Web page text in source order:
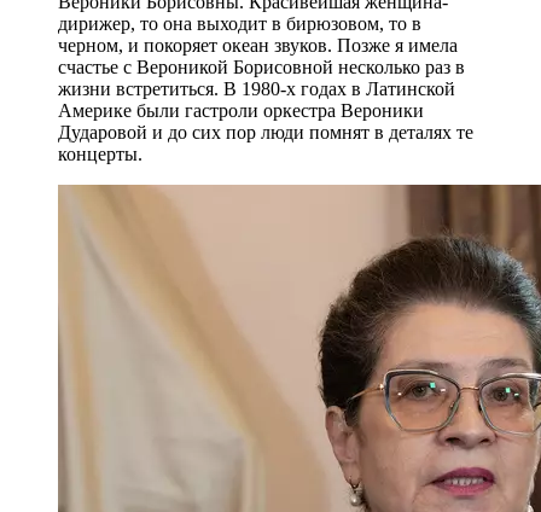
дирижер, то она выходит в бирюзовом, то в
черном, и покоряет океан звуков. Позже я имела
счастье с Вероникой Борисовной несколько раз в
жизни встретиться. В 1980-х годах в Латинской
Америке были гастроли оркестра Вероники
Дударовой и до сих пор люди помнят в деталях те
концерты.